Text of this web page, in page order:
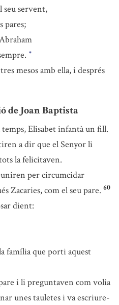
seu servent,
pares;
*
mesos amb ella, i després
de Joan Baptista
Elisabet infantà un fill.
a dir que el Senyor li
la felicitaven.
per circumcidar
Zacaries, com el seu pare. 60
dient:
família que porti aquest
i li preguntaven com volia
unes tauletes i va escriure-